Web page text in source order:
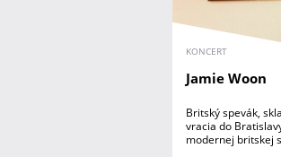
KONCERT
Jamie Woon
Britský spevák,
vracia do
modernej britskej